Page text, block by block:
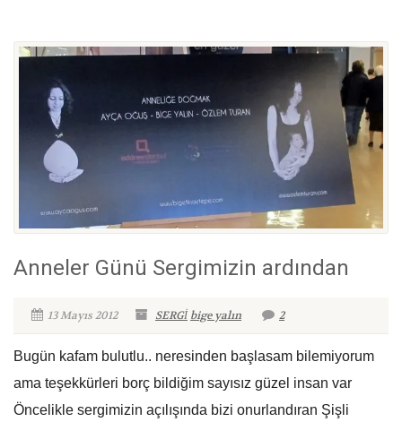
Anneler Günü Sergimizin ardından
13 Mayıs 2012 SERGİ bige yalın 2
Bugün kafam bulutlu.. neresinden başlasam bilemiyorum
ama teşekkürleri borç bildiğim sayısız güzel insan var
Öncelikle sergimizin açılışında bizi onurlandıran Şişli